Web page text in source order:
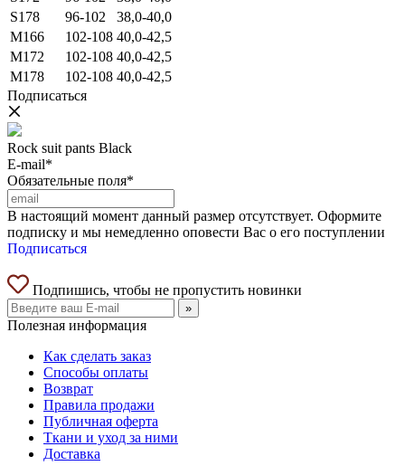
S178
96-102
38,0-40,0
M166
102-108 40,0-42,5
M172
102-108 40,0-42,5
M178
102-108 40,0-42,5
Подписаться
Rock suit pants Black
E-mail*
Обязательные поля*
В настоящий момент данный размер отсутствует. Оформите
подписку и мы немедленно оповести Вас о его поступлении
Подписаться
Подпишись, чтобы не пропустить новинки
»
Полезная информация
Как сделать заказ
Способы оплаты
Возврат
Правила продажи
Публичная оферта
Ткани и уход за ними
Доставка